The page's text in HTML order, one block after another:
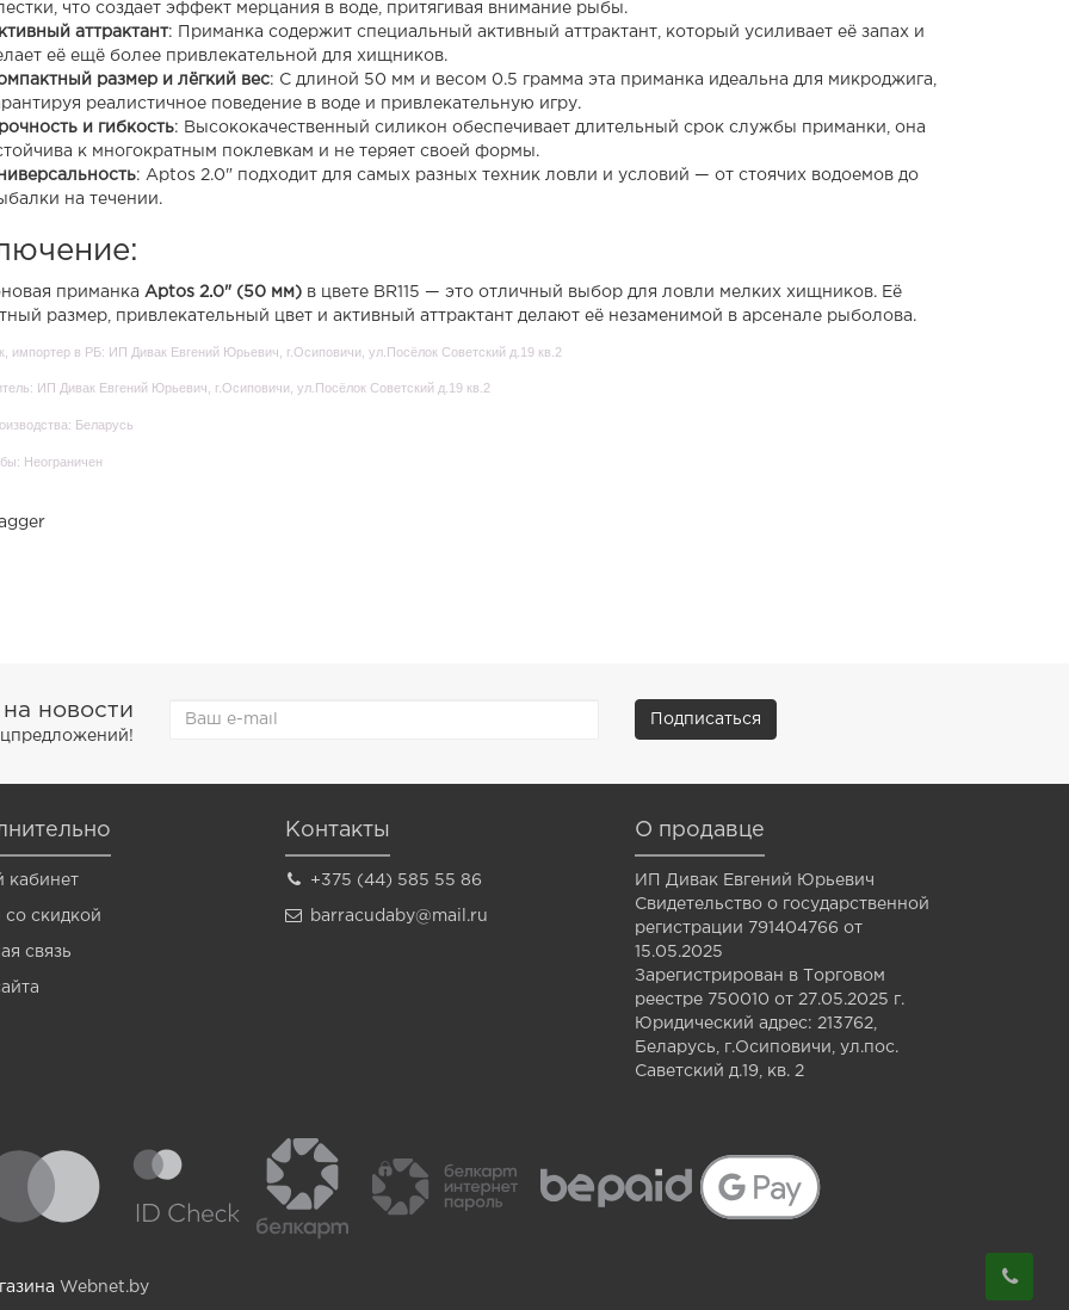
что создает эффект мерцания в воде, притягивая внимание рыбы.
аттрактант: Приманка содержит специальный активный аттрактант, который усиливает её запах и
её ещё более привлекательной для хищников.
размер и лёгкий вес: С длиной 50 мм и весом 0.5 грамма эта приманка идеальна для микроджига,
реалистичное поведение в воде и привлекательную игру.
и гибкость: Высококачественный силикон обеспечивает длительный срок службы приманки, она
к многократным поклевкам и не теряет своей формы.
: Aptos 2.0" подходит для самых разных техник ловли и условий — от стоячих водоемов до
на течении.
приманка Aptos 2.0" (50 мм)в цвете BR115 — это отличный выбор для ловли мелких хищников. Её
размер, привлекательный цвет и активный аттрактант делают её незаменимой в арсенале рыболова.
импортер в РБ: ИП Дивак Евгений Юрьевич, г.Осиповичи, ул.Посёлок Советский д.19 кв.2
ИП Дивак Евгений Юрьевич, г.Осиповичи, ул.Посёлок Советский д.19 кв.2
Беларусь
Неограничен
на новости Подписаться
кабинет
со скидкой
связь
Контакты
+375 (44) 585 55 86
barracudaby@mail.ru
О продавце
ИП Дивак Евгений Юрьевич
Свидетельство о государственной
регистрации 791404766 от
15.05.2025
Зарегистрирован в Торговом
реестре 750010 от 27.05.2025 г.
Юридический адрес: 213762,
Беларусь, г.Осиповичи, ул.пос.
Саветский д.19, кв. 2
Webnet.by